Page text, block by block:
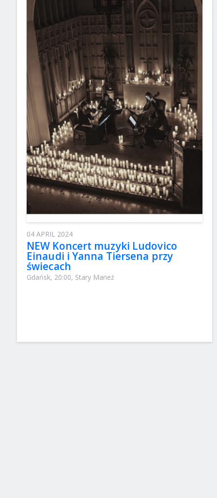
04 APRIL 2024
NEW Koncert muzyki Ludovico
Einaudi i Yanna Tiersena przy
świecach
Gdańsk, 20:00, Stary Maneż